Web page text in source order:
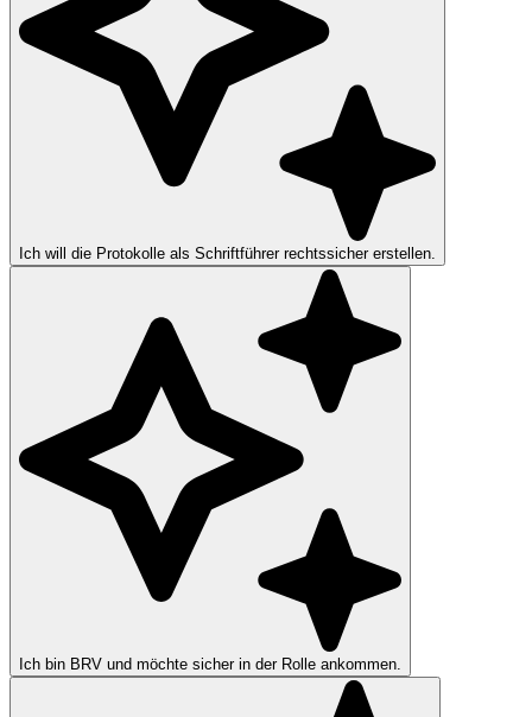
Ich will die Protokolle als Schriftführer rechtssicher erstellen.
Ich bin BRV und möchte sicher in der Rolle ankommen.